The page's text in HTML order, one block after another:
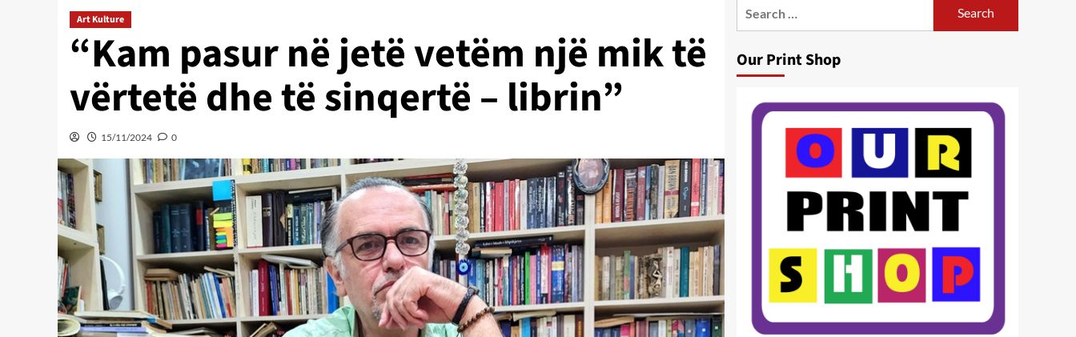
Art Kulture
“Kam pasur në jetë vetëm një mik të
vërtetë dhe të sinqertë – librin”
15/11/2024 0
Our Print Shop